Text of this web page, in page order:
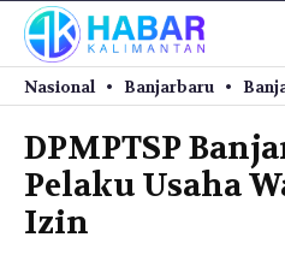
Nasional Banjarbaru
DPMPTSP
Pelaku Usaha
Izin